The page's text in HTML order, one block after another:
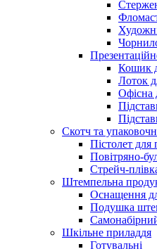
Кошик
Лоток
Офісна
Скотч та
Пістолет для
Повітряно-
Стрейч-
Штемпельна
Оснащення
Подушка
Шкільне приладдя
Готувальні